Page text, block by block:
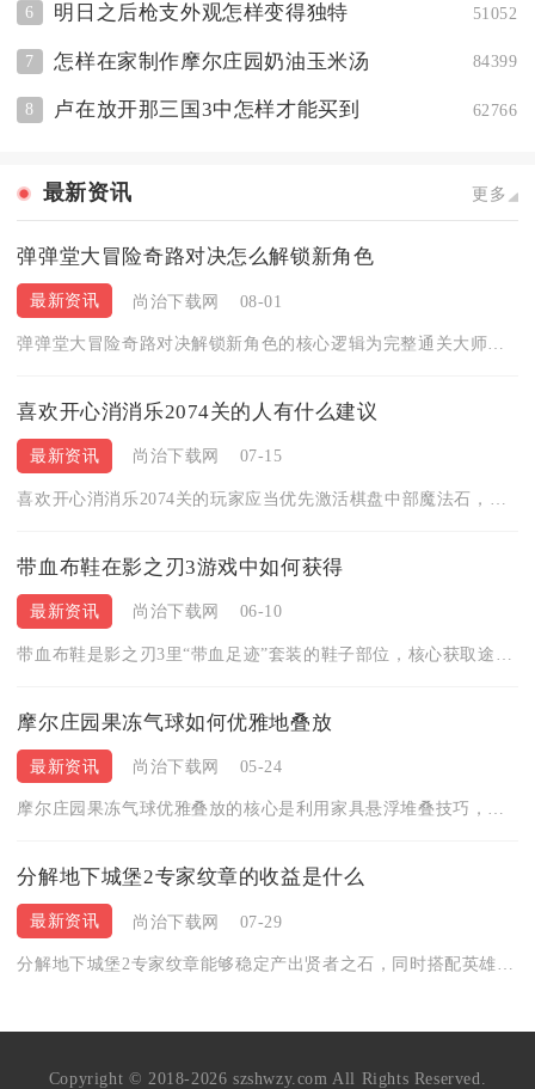
6 明日之后枪支外观怎样变得独特 51052
7 怎样在家制作摩尔庄园奶油玉米汤 84399
8 卢在放开那三国3中怎样才能买到 62766
最新资讯 更多
弹弹堂大冒险奇路对决怎么解锁新角色
最新资讯 尚治下载网 08-01
喜欢开心消消乐2074关的人有什么建议
最新资讯 尚治下载网 07-15
带血布鞋在影之刃3游戏中如何获得
最新资讯 尚治下载网 06-10
摩尔庄园果冻气球如何优雅地叠放
最新资讯 尚治下载网 05-24
摩尔庄园果冻气球优雅叠放的核心是利用家具悬浮堆叠技巧，借助圆...
分解地下城堡2专家纹章的收益是什么
最新资讯 尚治下载网 07-29
Copyright © 2018-2026 szshwzy.com All Rights Reserved.